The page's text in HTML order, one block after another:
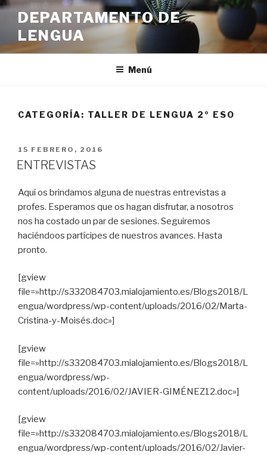
Ir
contenido
DEPARTAMENTO DE
LENGUA
Menú
CATEGORÍA: TALLER DE LENGUA 2º ESO
PUBLICADO
EN
15 FEBRERO, 2016
ENTREVISTAS
Aquí os brindamos alguna de nuestras entrevistas a
profes. Esperamos que os hagan disfrutar, a nosotros
nos ha costado un par de sesiones. Seguiremos
haciéndoos partícipes de nuestros avances. Hasta
pronto.
[gview
file=»http://s332084703.mialojamiento.es/Blogs2018/L
engua/wordpress/wp-content/uploads/2016/02/Marta-
Cristina-y-Moisés.doc»]
[gview
file=»http://s332084703.mialojamiento.es/Blogs2018/L
engua/wordpress/wp-
content/uploads/2016/02/JAVIER-GIMÉNEZ12.doc»]
[gview
file=»http://s332084703.mialojamiento.es/Blogs2018/L
engua/wordpress/wp-content/uploads/2016/02/Javier-